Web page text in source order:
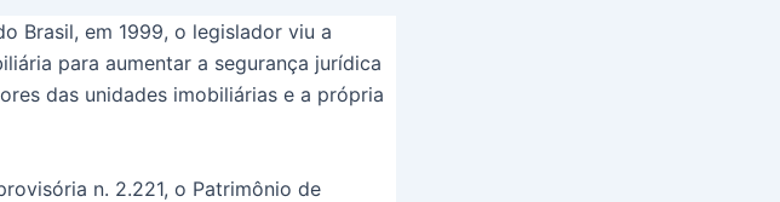
Brasil, em 1999, o legislador viu a
para aumentar a segurança jurídica
das unidades imobiliárias e a própria
n. 2.221, o Patrimônio de